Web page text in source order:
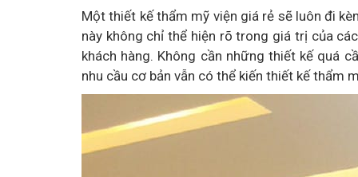
Một thiết kế thẩm mỹ viện giá rẻ sẽ luôn đi
này không chỉ thể hiện rõ trong giá trị của
khách hàng. Không cần những thiết kế quá
nhu cầu cơ bản vẫn có thể kiến thiết kế thẩm